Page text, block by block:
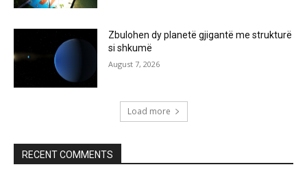
Zbulohen dy planetë gjigantë me strukturë
si shkumë
August 7, 2026
Load more
RECENT COMMENTS